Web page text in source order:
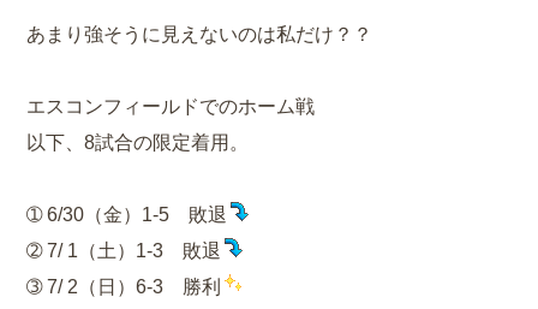
あまり強そうに見えないのは私だけ？？
エスコンフィールドでのホーム戦
以下、8試合の限定着用。
➀ 6/30（金）1-5 敗退
➁ 7/ 1（土）1-3 敗退
➂ 7/ 2（日）6-3 勝利